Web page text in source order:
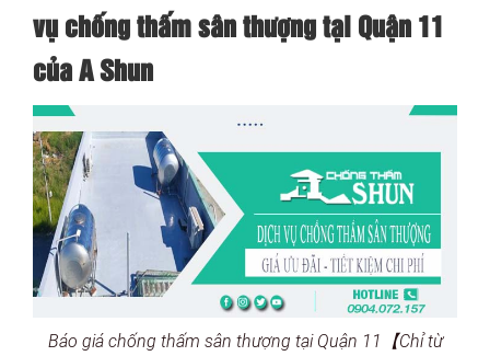
vụ chống thấm sân thượng tại Quận 11
của A Shun
Báo giá chống thấm sân thượng tại Quận 11【Chỉ từ